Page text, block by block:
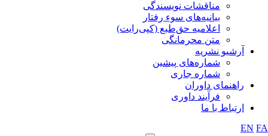
مناقشات نویسندگی
بیانیه‌های سوء رفتار
اعلامیه حق‌طبع (کپی‌رایت)
متن محرمانگی
آرشیو نشریه
شماره‌های پیشین
شماره جاری
راهنمای داوران
فرآیند داوری
ارتباط با ما
EN